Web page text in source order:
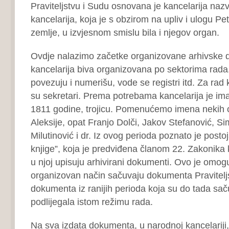
Praviteljstvu i Sudu osnovana je kancelarija
kancelarija, koja je s obzirom na upliv i ulogu
zemlje, u izvjesnom smislu bila i njegov organ.
Ovdje nalazimo začetke organizovane arhivske
kancelarija biva organizovana po sektorima
povezuju i numerišu, vode se registri itd. Za rad
su sekretari. Prema potrebama kancelarija je
1811 godine, trojicu. Pomenućemo imena nekih
Aleksije, opat Franjo Dolči, Jakov Stefanović,
Milutinović i dr. Iz ovog perioda poznato je
knjige”, koja je predviđena članom 22.
u njoj upisuju arhivirani dokumenti. Ovo je
organizovan način sačuvaju dokumenta
dokumenta iz ranijih perioda koja su do tada
podlijegala istom režimu rada.
Na sva izdata dokumenta, u narodnoj